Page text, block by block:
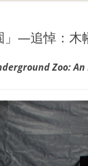
」—追悼：
Zoo: